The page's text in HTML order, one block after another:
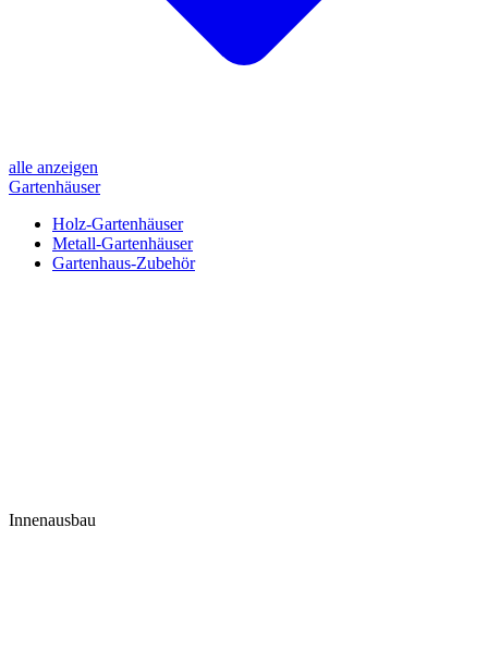
alle anzeigen
Gartenhäuser
Holz-Gartenhäuser
Metall-Gartenhäuser
Gartenhaus-Zubehör
Innenausbau